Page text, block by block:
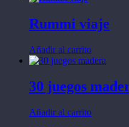
Rummi viaje
Añadir al carrito
30 juegos
Añadir al carrito